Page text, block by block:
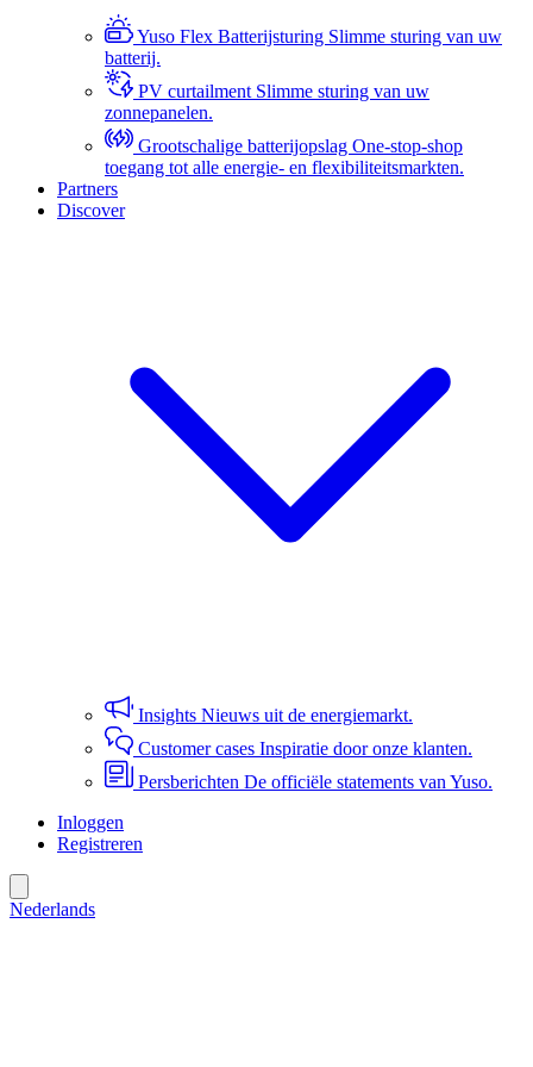
Yuso Flex Batterijsturing Slimme sturing van uw
batterij.
PV curtailment Slimme sturing van uw
zonnepanelen.
Grootschalige batterijopslag One-stop-shop
toegang tot alle energie- en flexibiliteitsmarkten.
Partners
Discover
Insights Nieuws uit de energiemarkt.
Customer cases Inspiratie door onze klanten.
Persberichten De officiële statements van Yuso.
Inloggen
Registreren
Nederlands